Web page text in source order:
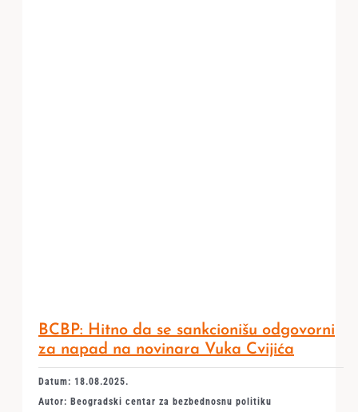
BCBP: Hitno da se sankcionišu odgovorni
za napad na novinara Vuka Cvijića
Datum: 18.08.2025.
Autor: Beogradski centar za bezbednosnu politiku